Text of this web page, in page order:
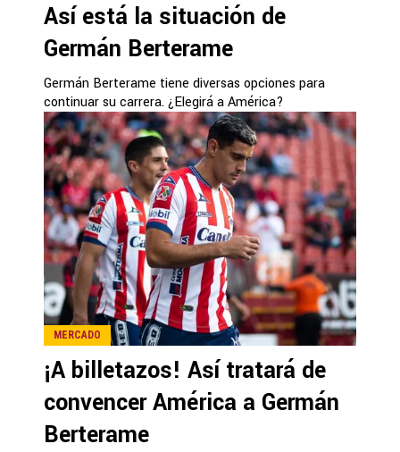
Así está la situación de
Germán Berterame
Germán Berterame tiene diversas opciones para
continuar su carrera. ¿Elegirá a América?
MERCADO
¡A billetazos! Así tratará de
convencer América a Germán
Berterame